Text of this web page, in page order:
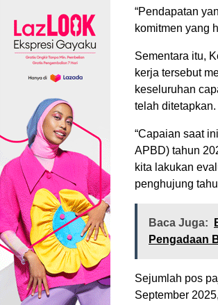
“Pendapatan
komitmen yang
Sementara itu,
kerja tersebut
keseluruhan
telah ditetapkan.
“Capaian saat
APBD) tahun
kita lakukan
penghujung
Baca Juga:
Pengadaan
Sejumlah pos
September